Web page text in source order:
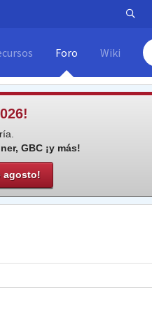
Foro Wiki
GBC ¡y más!
agosto!